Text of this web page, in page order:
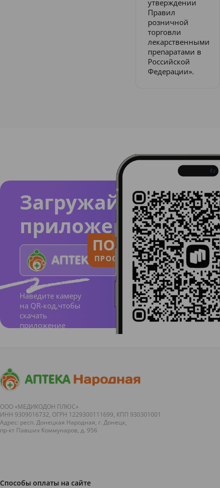
утверждении
Правил
розничной
торговли
лекарственными
препаратами в
Российской
Федерации».
Загружайте
приложение
Наведите камеру
на QR-код,чтобы
скачать
приложение
ПОЛЬЗУЙСЯ
ПРОСТО И ПОНЯТНО
ООО «МЕДИКОДОН ПЛЮС»
ИНН 9309016732, ОГРН 1229300111699, КПП 930301001
Адрес: респ. Донецкая Народная, г. Донецк,
пр-кт Павших Коммунаров, д. 95б
Способы оплаты на сайте